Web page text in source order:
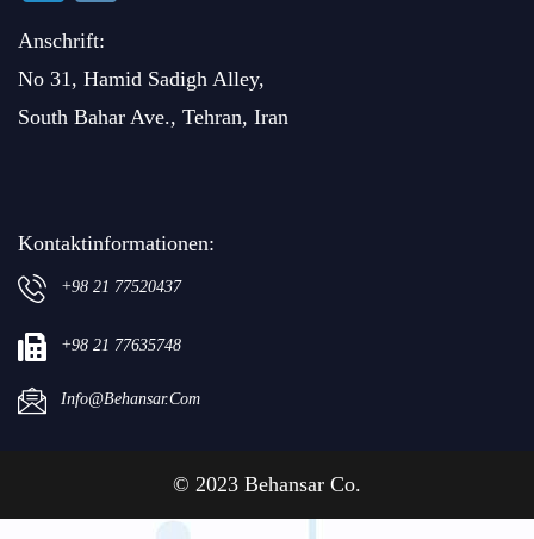
Anschrift:
No 31, Hamid Sadigh Alley,
South Bahar Ave., Tehran, Iran
Kontaktinformationen:
+98 21 77520437
+98 21 77635748
Info@behansar.com
© 2023 Behansar Co.